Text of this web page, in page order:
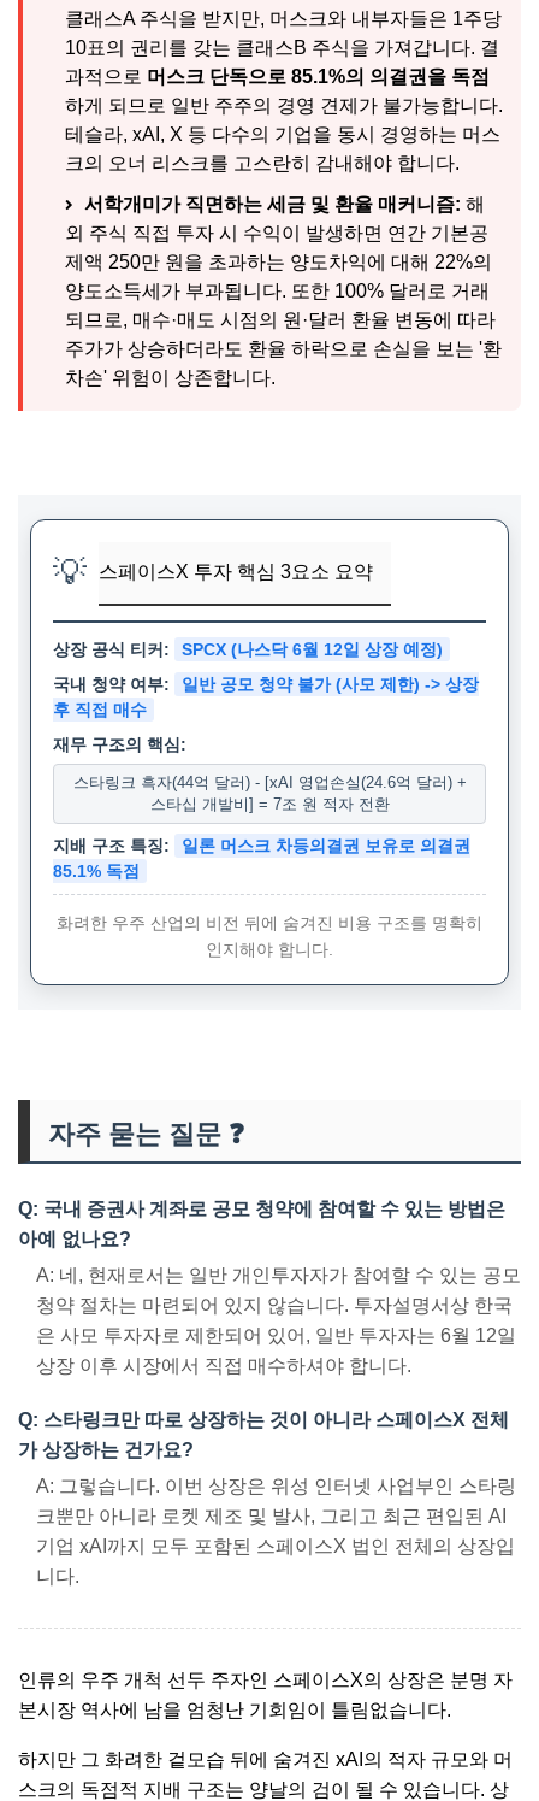
클래스A 주식을 받지만, 머스크와 내부자들은 1주당
10표의 권리를 갖는 클래스B 주식을 가져갑니다. 결
과적으로 머스크 단독으로 85.1%의 의결권을 독점
하게 되므로 일반 주주의 경영 견제가 불가능합니다.
테슬라, xAI, X 등 다수의 기업을 동시 경영하는 머스
크의 오너 리스크를 고스란히 감내해야 합니다.
서학개미가 직면하는 세금 및 환율 매커니즘: 해
외 주식 직접 투자 시 수익이 발생하면 연간 기본공
제액 250만 원을 초과하는 양도차익에 대해 22%의
양도소득세가 부과됩니다. 또한 100% 달러로 거래
되므로, 매수·매도 시점의 원·달러 환율 변동에 따라
주가가 상승하더라도 환율 하락으로 손실을 보는 '환
차손' 위험이 상존합니다.
💡 스페이스X 투자 핵심 3요소 요약
상장 공식 티커:
SPCX (나스닥 6월 12일 상장 예정)
국내 청약 여부:
일반 공모 청약 불가 (사모 제한) -> 상장
후 직접 매수
재무 구조의 핵심:
스타링크 흑자(44억 달러) - [xAI 영업손실(24.6억 달러) +
스타십 개발비] = 7조 원 적자 전환
지배 구조 특징:
일론 머스크 차등의결권 보유로 의결권
85.1% 독점
화려한 우주 산업의 비전 뒤에 숨겨진 비용 구조를 명확히
인지해야 합니다.
자주 묻는 질문 ❓
Q: 국내 증권사 계좌로 공모 청약에 참여할 수 있는 방법은
아예 없나요?
A: 네, 현재로서는 일반 개인투자자가 참여할 수 있는 공모
청약 절차는 마련되어 있지 않습니다. 투자설명서상 한국
은 사모 투자자로 제한되어 있어, 일반 투자자는 6월 12일
상장 이후 시장에서 직접 매수하셔야 합니다.
Q: 스타링크만 따로 상장하는 것이 아니라 스페이스X 전체
가 상장하는 건가요?
A: 그렇습니다. 이번 상장은 위성 인터넷 사업부인 스타링
크뿐만 아니라 로켓 제조 및 발사, 그리고 최근 편입된 AI
기업 xAI까지 모두 포함된 스페이스X 법인 전체의 상장입
니다.
인류의 우주 개척 선두 주자인 스페이스X의 상장은 분명 자
본시장 역사에 남을 엄청난 기회임이 틀림없습니다.
하지만 그 화려한 겉모습 뒤에 숨겨진 xAI의 적자 규모와 머
스크의 독점적 지배 구조는 양날의 검이 될 수 있습니다. 상